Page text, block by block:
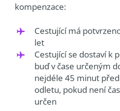
kompenzace:
Cestující má
let
Cestující se dostaví k
buď v čase určeným
nejdéle 45 minut
odletu, pokud není
určen